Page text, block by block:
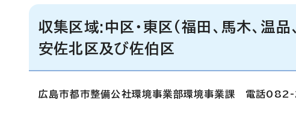
収集区域:中区・東区(福田、馬木、温品
安佐北区及び佐伯区
広島市都市整備公社環境事業部環境事業課 電話